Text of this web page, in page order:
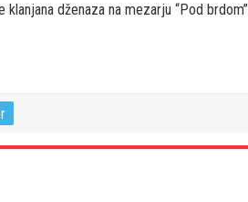
dženaza na mezarju “Pod